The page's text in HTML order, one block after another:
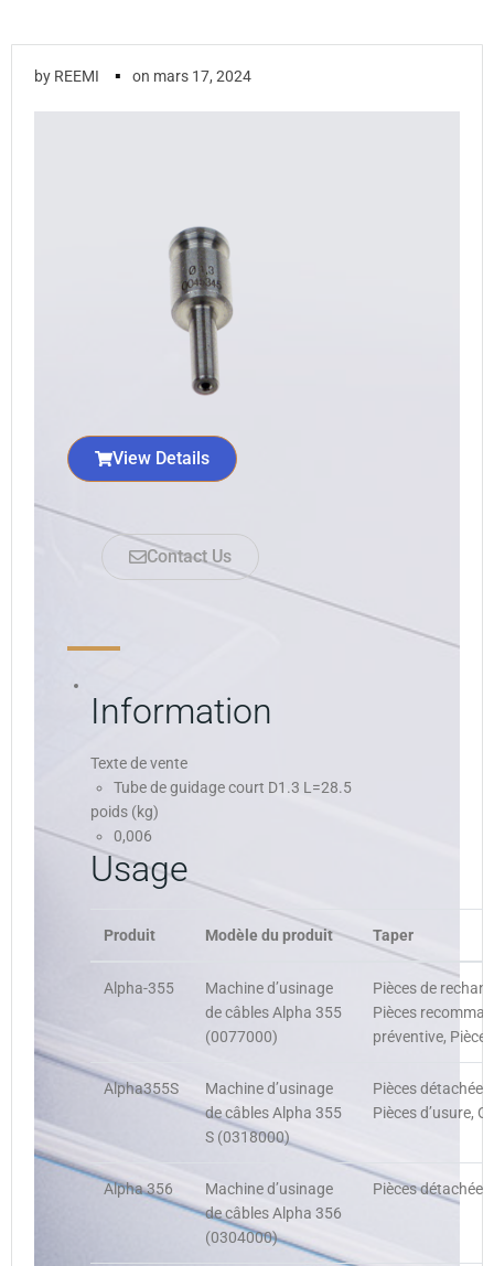
by REEMI ▪ on mars 17, 2024
View Details
Contact Us
Information
Texte de vente
Tube de guidage court D1.3 L=28.5
poids (kg)
0,006
Usage
Produit Modèle du produit Taper
Alpha-355
Machine d’usinage
de câbles Alpha 355
(0077000)
Pièces de
Pièces
préventive,
Alpha355S
Machine d’usinage
de câbles Alpha 355
S (0318000)
Pièces
Pièces d’usure,
Alpha 356
Machine d’usinage
de câbles Alpha 356
(0304000)
Pièces